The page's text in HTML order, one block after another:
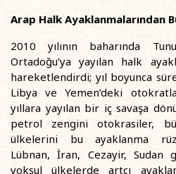
Arap Halk Ayaklanmalarından
2010 yılının baharında
Ortadoğu’ya yayılan halk
hareketlendirdi; yıl boyunca
Libya ve Yemen’deki
yıllara yayılan bir iç savaşa
petrol zengini otokrasiler,
ülkelerini bu ayaklanma
Lübnan, İran, Cezayir, Sudan
yoksul ülkelerde artçı